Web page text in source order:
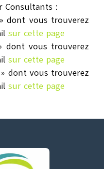
Consultants :
dont vous trouverez
sur cette page
dont vous trouverez
sur cette page
dont vous trouverez
sur cette page